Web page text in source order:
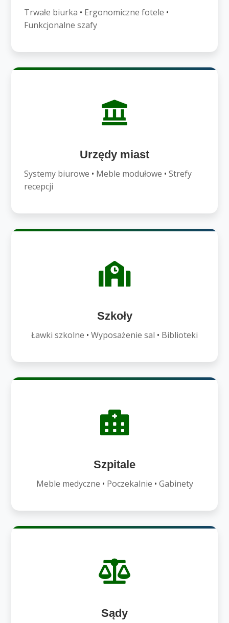
Trwałe biurka • Ergonomiczne fotele •
Funkcjonalne szafy
Urzędy miast
Systemy biurowe • Meble modułowe •Strefy
recepcji
Szkoły
Ławki szkolne • Wyposażenie sal • Biblioteki
Szpitale
Meble medyczne • Poczekalnie • Gabinety
Sądy